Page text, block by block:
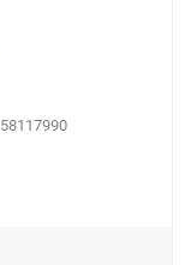
58117990